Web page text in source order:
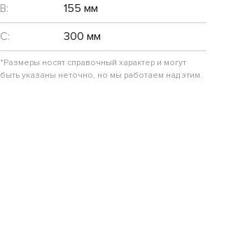
B:
155 мм
C:
300 мм
*Размеры носят справочный характер и могут
быть указаны неточно, но мы работаем над этим.